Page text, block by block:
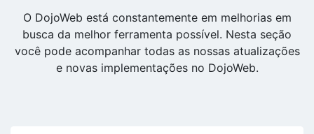
O DojoWeb está constantemente em melhorias em
busca da melhor ferramenta possível. Nesta seção
você pode acompanhar todas as nossas atualizações
e novas implementações no DojoWeb.